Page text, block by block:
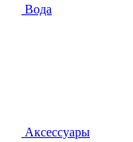
Вода
Аксессуары